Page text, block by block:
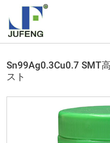
Sn99Ag0.3Cu0.7 SMT
スト